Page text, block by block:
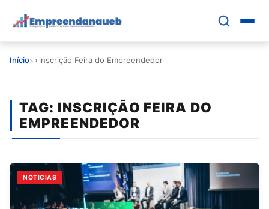
para
conteúdo
CRESCIMENTO
CONTROLE FINANCEIRO
FERRAMENTAS
Início › inscrição Feira do Empreendedor
TAG: INSCRIÇÃO FEIRA DO
EMPREENDEDOR
NOTICIAS